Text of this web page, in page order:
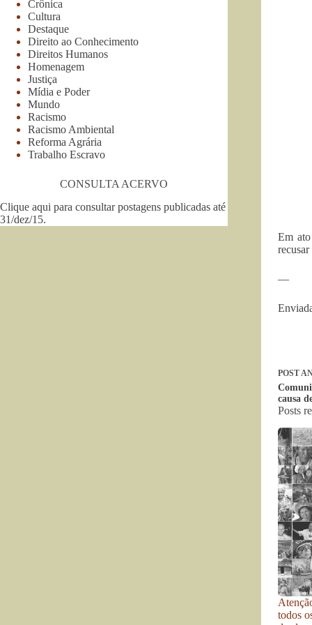
Em
—
POST
causa
Posts
todos
Crônica
Cultura
Destaque
Direito ao Conhecimento
Direitos Humanos
Homenagem
Justiça
Mídia e Poder
Mundo
Racismo
Racismo Ambiental
Reforma Agrária
Trabalho Escravo
CONSULTA ACERVO
Clique aqui para consultar postagens publicadas até
31/dez/15.